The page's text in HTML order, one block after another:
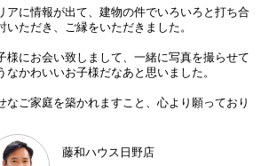
アに情報が出て、建物の件でいろいろと打ち合
ただき、ご縁をいただきました。
様にお会い致しまして、一緒に写真を撮らせて
なかわいいお子様だなあと思いました。
なご家庭を築かれますこと、心より願っており
藤和ハウス日野店